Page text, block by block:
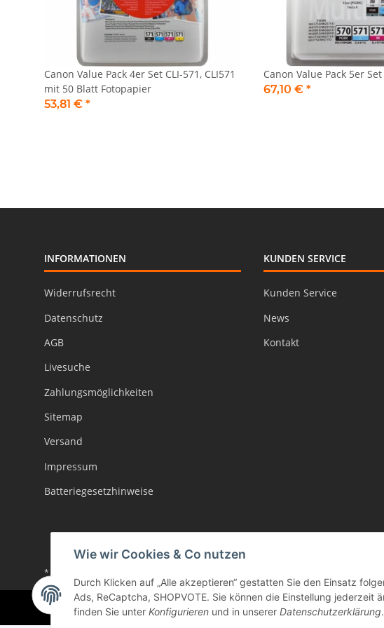
Canon Value Pack 4er Set CLI-571, CLI571
mit 50 Blatt Fotopapier
53,81 € *
Canon Value Pack 5er Set
67,10 € *
INFORMATIONEN
Widerrufsrecht
Datenschutz
AGB
Livesuche
Zahlungsmöglichkeiten
Sitemap
Versand
Impressum
Batteriegesetzhinweise
KUNDEN SERVICE
Kunden Service
News
Kontakt
* Alle Preise inkl. gesetzlicher USt., zzgl.
©
Wie wir Cookies & Co nutzen
Durch Klicken auf „Alle akzeptieren“ gestatten Sie den Einsatz
Ads, ReCaptcha, SHOPVOTE. Sie können die Einstellung
finden Sie unter Konfigurieren und in unserer Datenschutzerklärung.